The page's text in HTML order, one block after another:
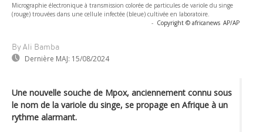
Micrographie électronique à transmission colorée de particules de variole du singe
(rouge) trouvées dans une cellule infectée (bleue) cultivée en laboratoire.
- Copyright © africanews AP/AP
By Ali Bamba
Dernière MAJ: 15/08/2024
Une nouvelle souche de Mpox, anciennement connu sous
le nom de la variole du singe, se propage en Afrique à un
rythme alarmant.